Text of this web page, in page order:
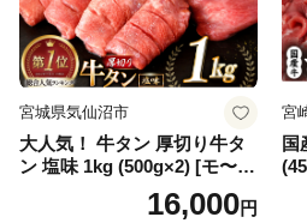
宮城県気仙沼市
大人気！ 牛タン 厚切り牛タ
ン 塩味 1kg (500g×2) [モ〜ラ
ンド 宮城県 気仙沼市 205646
60] 肉 牛肉 精肉 牛たん 牛タ
16,000円
宮
国